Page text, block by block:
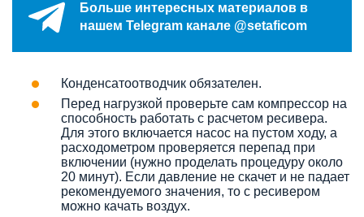
Больше интересных материалов в
нашем Telegram канале @setaficom
Конденсатоотводчик обязателен.
Перед нагрузкой проверьте сам компрессор на
способность работать с расчетом ресивера.
Для этого включается насос на пустом ходу, а
расходометром проверяется перепад при
включении (нужно проделать процедуру около
20 минут). Если давление не скачет и не падает
рекомендуемого значения, то с ресивером
можно качать воздух.